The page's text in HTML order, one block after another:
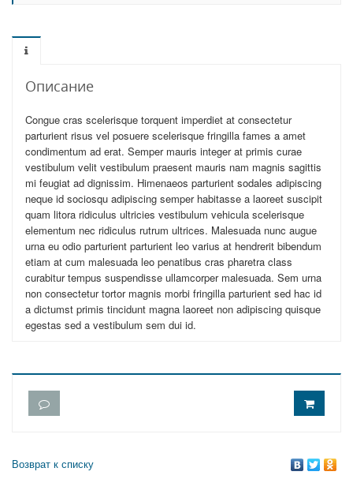
Описание
Congue cras scelerisque torquent imperdiet at consectetur
parturient risus vel posuere scelerisque fringilla fames a amet
condimentum ad erat. Semper mauris integer at primis curae
vestibulum velit vestibulum praesent mauris nam magnis sagittis
mi feugiat ad dignissim. Himenaeos parturient sodales adipiscing
neque id sociosqu adipiscing semper habitasse a laoreet suscipit
quam litora ridiculus ultricies vestibulum vehicula scelerisque
elementum nec ridiculus rutrum ultrices. Malesuada nunc augue
urna eu odio parturient parturient leo varius at hendrerit bibendum
etiam at cum malesuada leo penatibus cras pharetra class
curabitur tempus suspendisse ullamcorper malesuada. Sem urna
non consectetur tortor magnis morbi fringilla parturient sed hac id
a dictumst primis tincidunt magna laoreet non adipiscing quisque
egestas sed a vestibulum sem dui id.
Возврат к списку